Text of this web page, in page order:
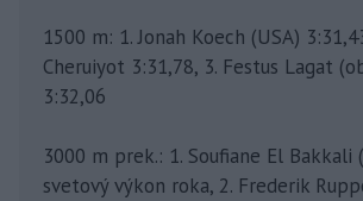
1500 m: 1. Jonah Koech (USA)
Cheruiyot 3:31,78, 3. Festus Lagat
3:32,06
3000 m prek.: 1. Soufiane El Bakkali
svetový výkon roka, 2. Frederik